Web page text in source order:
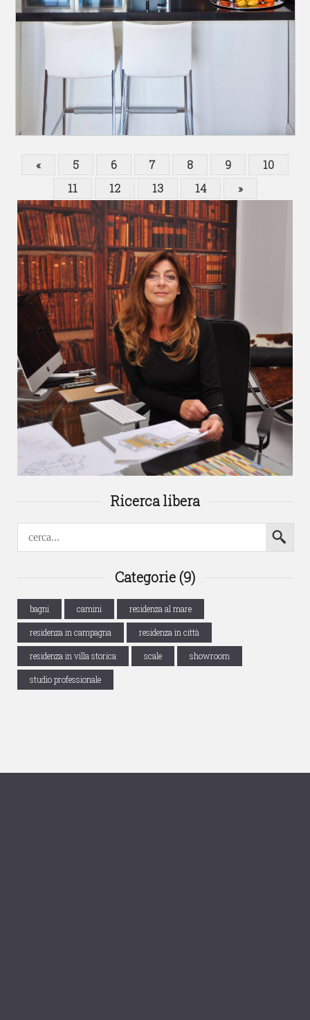
Ricerca libera
Categorie (9)
bagni camini residenza al mare
residenza in campagna residenza in città
residenza in villa storica scale showroom
studio professionale
« 5 6 7 8 9
10
11
12 13 14 »